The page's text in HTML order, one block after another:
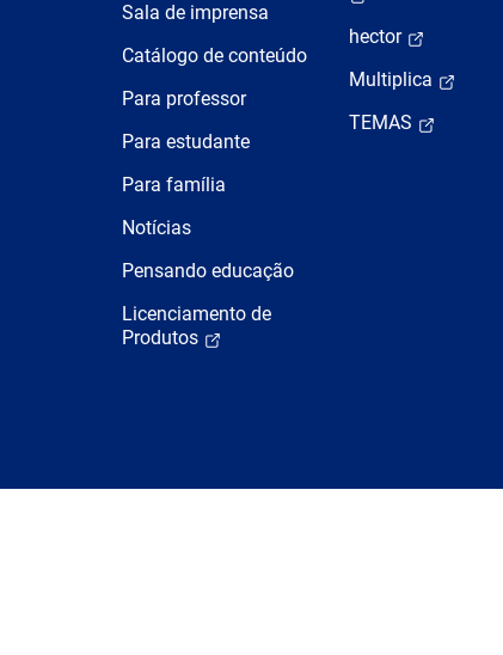
Sala de imprensa
Catálogo de conteúdo
Para professor
Para estudante
Para família
Notícias
Pensando educação
Licenciamento de
Produtos
hector
Multiplica
TEMAS